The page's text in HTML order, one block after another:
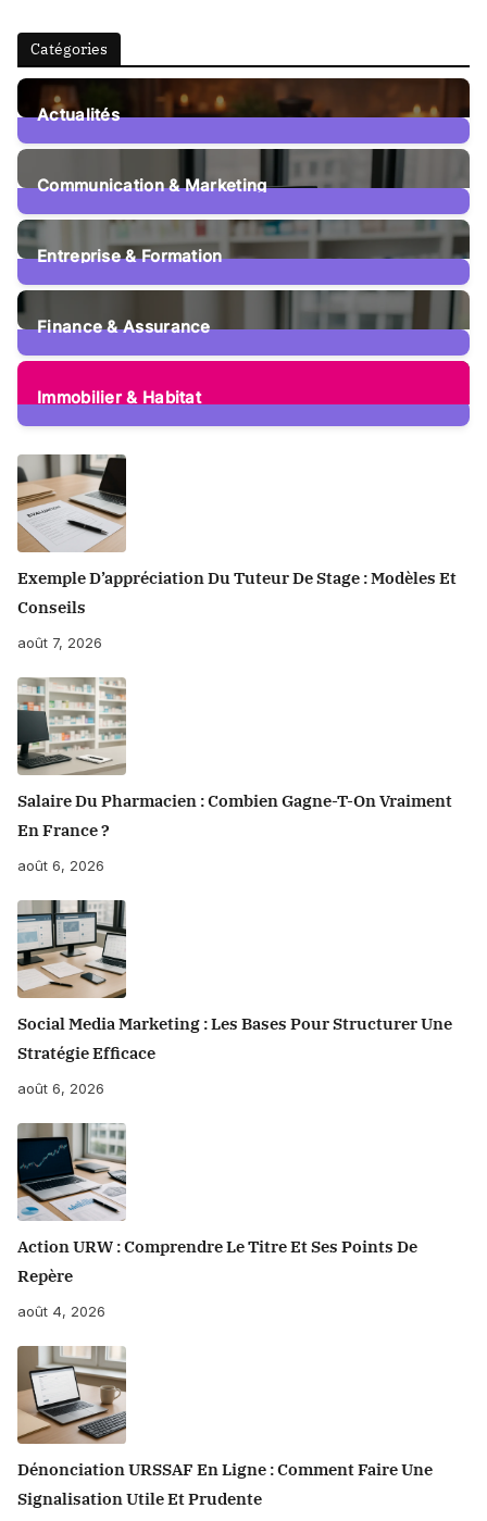
Catégories
Actualités
15Posts
Communication & Marketing
12Posts
Entreprise & Formation
107Posts
Finance & Assurance
73Posts
Immobilier & Habitat
Exemple D’appréciation Du Tuteur De Stage : Modèles Et
Conseils
août 7, 2026
Salaire Du Pharmacien : Combien Gagne-T-On Vraiment
En France ?
août 6, 2026
Social Media Marketing : Les Bases Pour Structurer Une
Stratégie Efficace
août 6, 2026
Action URW : Comprendre Le Titre Et Ses Points De
Repère
août 4, 2026
Dénonciation URSSAF En Ligne : Comment Faire Une
Signalisation Utile Et Prudente